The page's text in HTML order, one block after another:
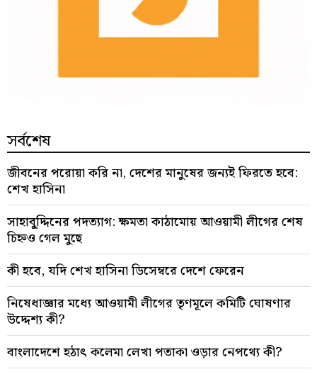
সর্বশেষ
জীবনের পরোয়া করি না, দেশের মানুষের জন্যই ফিরতে হবে:
শেখ হাসিনা
সাহাবু্দ্দিনের পদত্যাগ: ক্ষমতা কাঠামোয় আওয়ামী লীগের শেষ
চিহ্নও গেল মুছে
কী হবে, যদি শেখ হাসিনা ডিসেম্বরে দেশে ফেরেন
নিষেধাজ্ঞার মধ্যে আওয়ামী লীগের তৃণমূলে কমিটি ঘোষণার
উদ্দেশ্য কী?
বাংলাদেশে হঠাৎ কলেমা লেখা পতাকা ওড়ার নেপথ্যে কী?